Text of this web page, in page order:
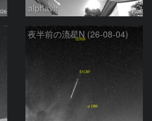
alphavir
夜半前の流星N (26-08-04)